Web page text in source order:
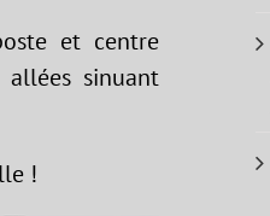
et centre
allées sinuant
!